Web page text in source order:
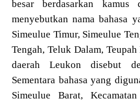
besar berdasarkan kamus
menyebutkan nama bahasa
Simeulue Timur, Simeulue
Tengah, Teluk Dalam,
daerah Leukon disebut
Sementara bahasa yang
Simeulue Barat,